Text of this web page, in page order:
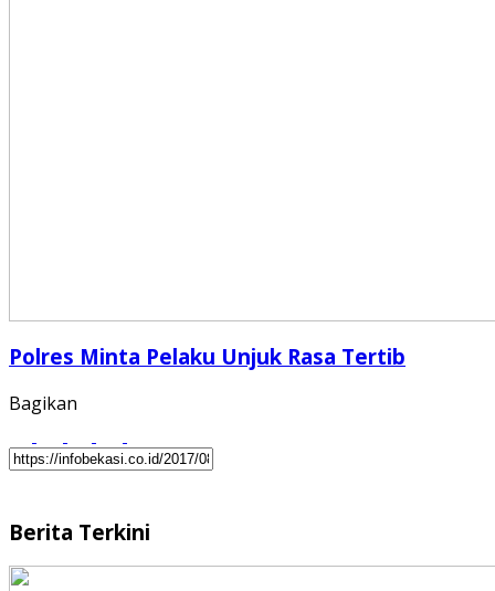
Polres Minta Pelaku Unjuk Rasa Tertib
Bagikan
Berita Terkini